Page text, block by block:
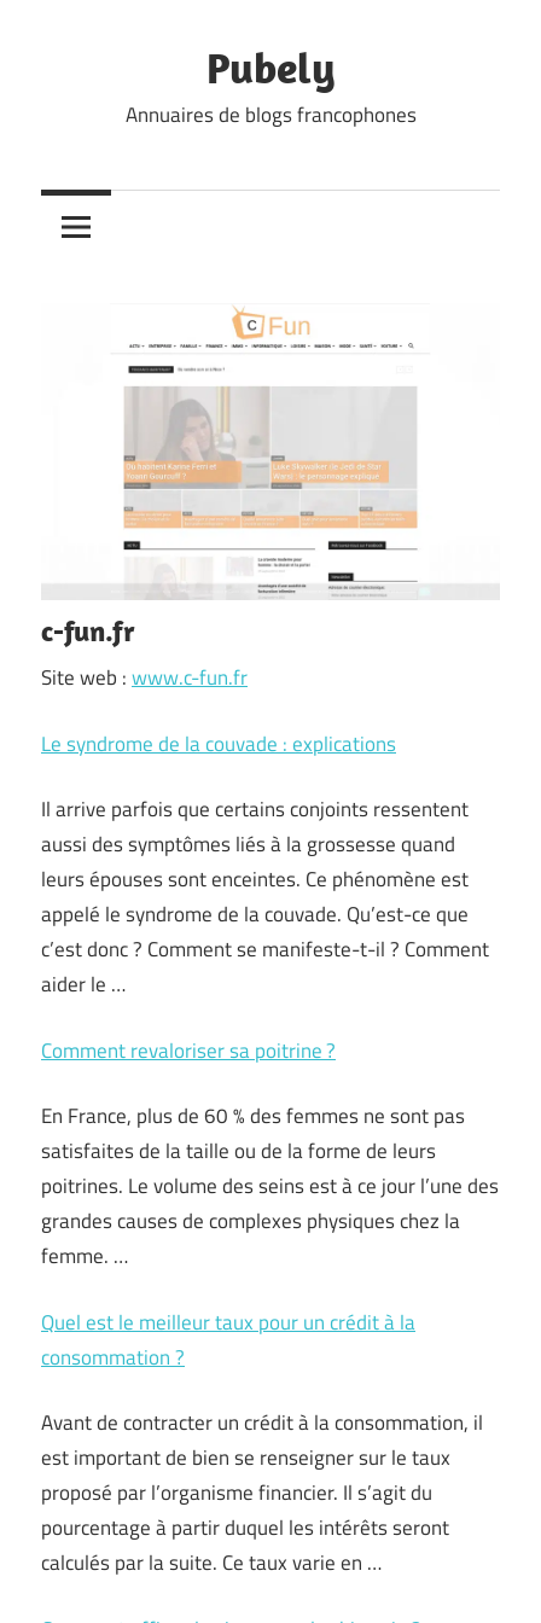
Pubely
Annuaires de blogs francophones
c-fun.fr
Site web :www.c-fun.fr
Le syndrome de la couvade : explications
Il arrive parfois que certains conjoints ressentent
aussi des symptômes liés à la grossesse quand
leurs épouses sont enceintes. Ce phénomène est
appelé le syndrome de la couvade. Qu’est-ce que
c’est donc ? Comment se manifeste-t-il ? Comment
aider le …
Comment revaloriser sa poitrine ?
En France, plus de 60 % des femmes ne sont pas
satisfaites de la taille ou de la forme de leurs
poitrines. Le volume des seins est à ce jour l’une des
grandes causes de complexes physiques chez la
femme. …
Quel est le meilleur taux pour un crédit à la
consommation ?
Avant de contracter un crédit à la consommation, il
est important de bien se renseigner sur le taux
proposé par l’organisme financier. Il s’agit du
pourcentage à partir duquel les intérêts seront
calculés par la suite. Ce taux varie en …